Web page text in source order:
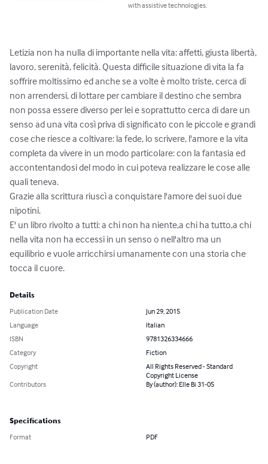
with assistive technologies.
Letizia non ha nulla di importante nella vita: affetti, giusta libertà,
lavoro, serenità, felicità. Questa difficile situazione di vita la fa
soffrire moltissimo ed anche se a volte è molto triste, cerca di
non arrendersi, di lottare per cambiare il destino che sembra
non possa essere diverso per lei e soprattutto cerca di dare un
senso ad una vita così priva di significato con le piccole e grandi
cose che riesce a coltivare: la fede, lo scrivere, l'amore e la vita
completa da vivere in un modo particolare: con la fantasia ed
accontentandosi del modo in cui poteva realizzare le cose alle
quali teneva.
Grazie alla scrittura riuscì a conquistare l'amore dei suoi due
nipotini.
E' un libro rivolto a tutti: a chi non ha niente,a chi ha tutto,a chi
nella vita non ha eccessi in un senso o nell'altro ma un
equilibrio e vuole arricchirsi umanamente con una storia che
tocca il cuore.
Details
Publication Date
Jun 29, 2015
Language
Italian
ISBN
9781326334666
Category
Fiction
Copyright
All Rights Reserved - Standard
Copyright License
Contributors
By (author): Elle Bi 31-05
Specifications
Format PDF